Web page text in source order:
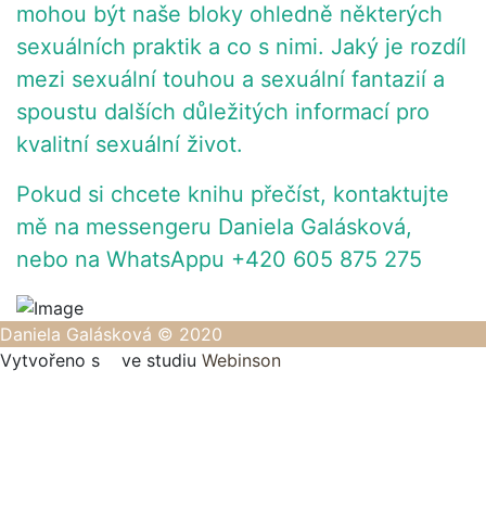
mohou být naše bloky ohledně některých
sexuálních praktik a co s nimi. Jaký je rozdíl
mezi sexuální touhou a sexuální fantazií a
spoustu dalších důležitých informací pro
kvalitní sexuální život.
Pokud si chcete knihu přečíst, kontaktujte
mě na messengeru Daniela Galásková,
nebo na WhatsAppu +420 605 875 275
Daniela Galásková © 2020
Vytvořeno s
ve studiu Webinson